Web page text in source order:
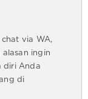
chat via WA,
alasan ingin
diri Anda
di